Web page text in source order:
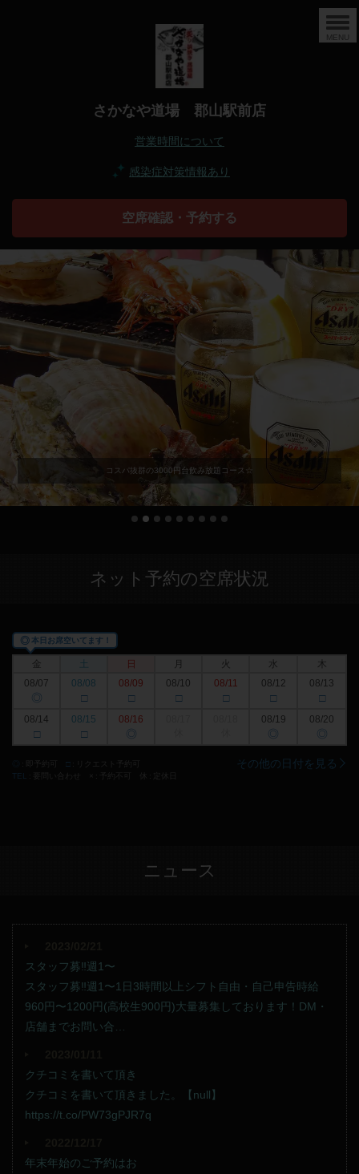
MENU
さかなや道場 郡山駅前店
営業時間について
感染症対策情報あり
空席確認・予約する
コスパ抜群の3000円台飲み放題コース☆
ネット予約の空席状況
◎本日お席空いてます！
金 土 日 火 水
木
08/07
◎
08/08
□
08/09
□
08/10
□
08/11
□
08/12
□
08/13
□
08/14
□
08/15
□
08/16
◎
08/19
◎
08/20
◎
□
TEL
要問い合わせ 休 定休日
その他の日付を見る
ニュース
スタッフ募‼️週1〜
スタッフ募‼️週1〜1日3時間以上シフト自由・自己申告時給
960円〜1200円(高校生900円)大量募集しております！DM・
店舗までお問い合…
クチコミを書いて頂き
クチコミを書いて頂きました。【null】
https://t.co/PW73gPJR7q
年末年始のご予約はお